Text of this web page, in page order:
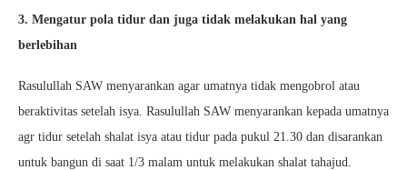
3. Mengatur pola tidur dan juga tidak melakukan hal yang
berlebihan
Rasulullah SAW menyarankan agar umatnya tidak mengobrol atau
beraktivitas setelah isya. Rasulullah SAW menyarankan kepada umatnya
agr tidur setelah shalat isya atau tidur pada pukul 21.30 dan disarankan
untuk bangun di saat 1/3 malam untuk melakukan shalat tahajud.